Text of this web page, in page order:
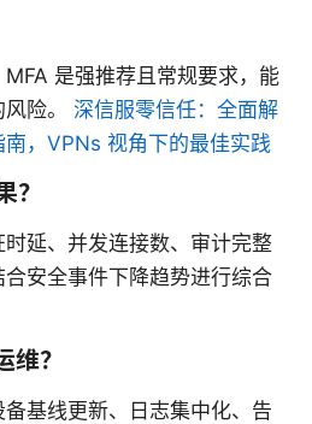
是强推荐且常规要求，能
险。 深信服零信任：全面解
，VPNs 视角下的最佳实践
？
延、并发连接数、审计完整
安全事件下降趋势进行综合
维？
基线更新、日志集中化、告